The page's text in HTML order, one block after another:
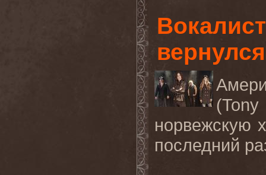
норвежскую
последний